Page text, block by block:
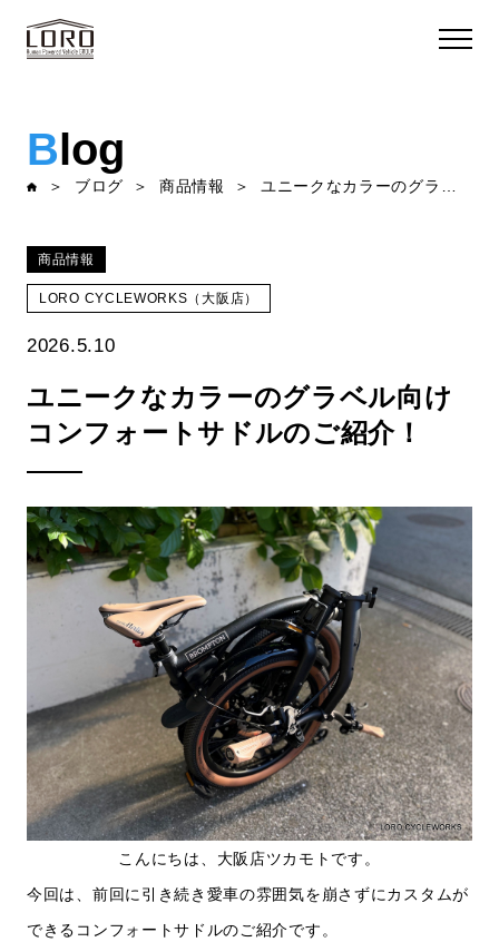
Blog
ブログ 商品情報 ユニークなカラーのグラベル向けコンフォートサドルのご紹介！
商品情報
LORO CYCLEWORKS（大阪店）
2026.5.10
ユニークなカラーのグラベル向け
コンフォートサドルのご紹介！
こんにちは、大阪店ツカモトです。
今回は、前回に引き続き愛車の雰囲気を崩さずにカスタムが
できるコンフォートサドルのご紹介です。